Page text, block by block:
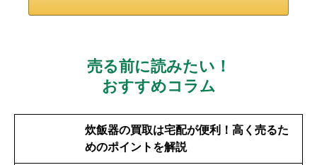
売る前に読みたい！
おすすめコラム
炊飯器の買取は宅配が便利！高く売るた
めのポイントを解説